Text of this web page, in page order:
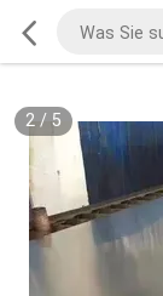
2/5